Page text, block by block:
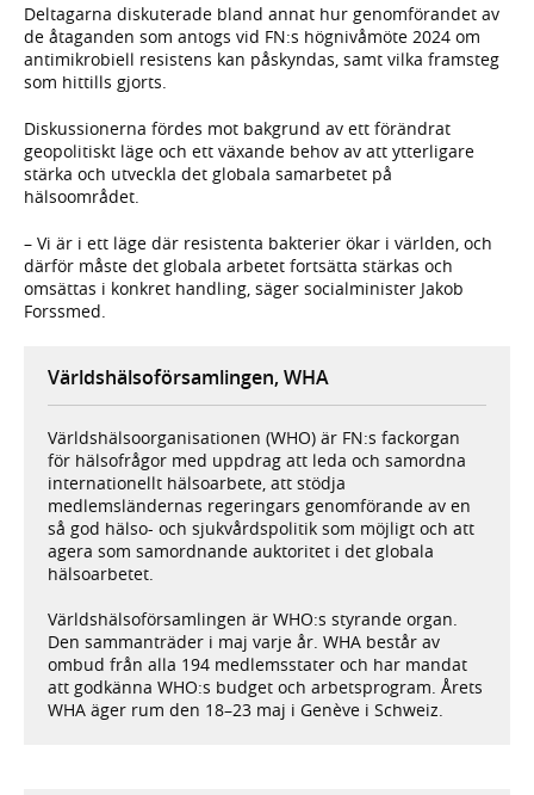
Deltagarna diskuterade bland annat hur genomförandet av
de åtaganden som antogs vid FN:s högnivåmöte 2024 om
antimikrobiell resistens kan påskyndas, samt vilka framsteg
som hittills gjorts.
Diskussionerna fördes mot bakgrund av ett förändrat
geopolitiskt läge och ett växande behov av att ytterligare
stärka och utveckla det globala samarbetet på
hälsoområdet.
– Vi är i ett läge där resistenta bakterier ökar i världen, och
därför måste det globala arbetet fortsätta stärkas och
omsättas i konkret handling, säger socialminister Jakob
Forssmed.
Världshälsoförsamlingen, WHA
Världshälsoorganisationen (WHO) är FN:s fackorgan
för hälsofrågor med uppdrag att leda och samordna
internationellt hälsoarbete, att stödja
medlemsländernas regeringars genomförande av en
så god hälso- och sjukvårdspolitik som möjligt och att
agera som samordnande auktoritet i det globala
hälsoarbetet.
Världshälsoförsamlingen är WHO:s styrande organ.
Den sammanträder i maj varje år. WHA består av
ombud från alla 194 medlemsstater och har mandat
att godkänna WHO:s budget och arbetsprogram. Årets
WHA äger rum den 18–23 maj i Genève i Schweiz.